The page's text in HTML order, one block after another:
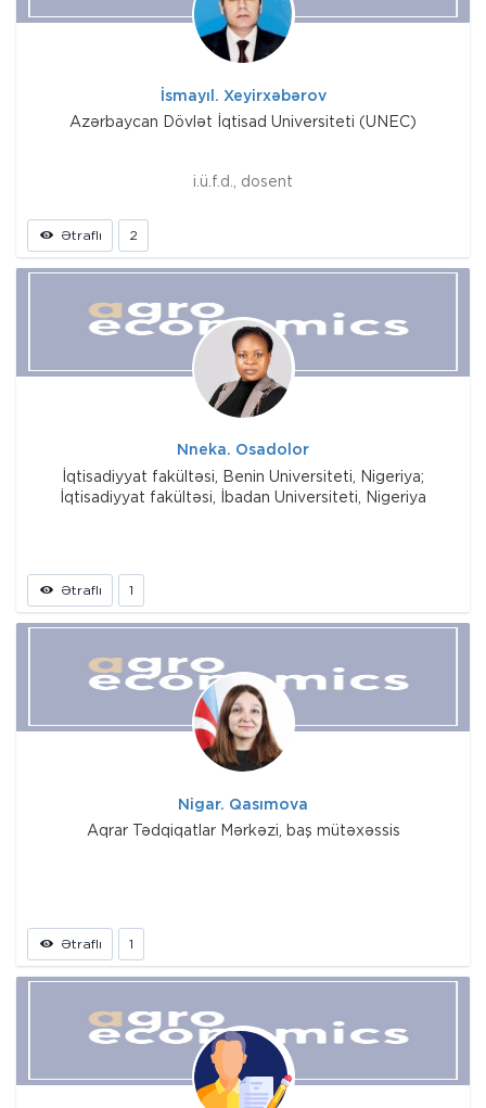
İsmayıl. Xeyirxəbərov
Azərbaycan Dövlət İqtisad Universiteti (UNEC)
i.ü.f.d., dosent
Ətraflı 2
Nneka. Osadolor
İqtisadiyyat fakültəsi, Benin Universiteti, Nigeriya;
İqtisadiyyat fakültəsi, İbadan Universiteti, Nigeriya
Ətraflı 1
Nigar. Qasımova
Aqrar Tədqiqatlar Mərkəzi, baş mütəxəssis
Ətraflı 1